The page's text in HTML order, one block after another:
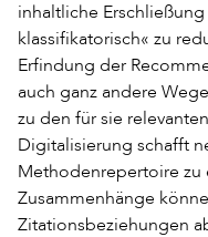
inhaltliche Erschließung
klassifikatorisch« zu
Erfindung der
auch ganz andere
zu den für sie
Digitalisierung schafft
Methodenrepertoire zu
Zusammenhänge
Zitationsbeziehungen